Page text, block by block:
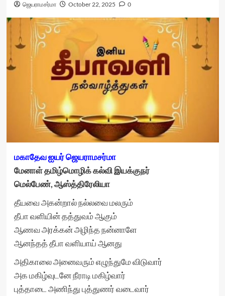
ஜெயராமசர்மா October 22, 2025 0
மகாதேவ ஐயர் ஜெயராமசர்மா
மேனாள் தமிழ்மொழிக் கல்வி இயக்குநர்
மெல்பேண், ஆஸ்த்திரேலியா
தீயவை அகன்றால் நல்லவை மலரும்
தீபா வளியின் தத்துவம் ஆகும்
ஆணவ அரக்கன் அழிந்த நன்னாளே
ஆனந்தத் தீபா வளியாய் ஆனது
அதிகாலை அனைவரும் எழுந்துமே விடுவார்
அக மகிழ்வுடனே நீராடி மகிழ்வார்
புத்தாடை அணிந்து புத்துணர் வடைவார்